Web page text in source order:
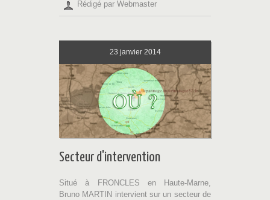
Rédigé par Webmaster
23 janvier 2014
Secteur d'intervention
Situé à FRONCLES en Haute-Marne,
Bruno MARTIN intervient sur un secteur de